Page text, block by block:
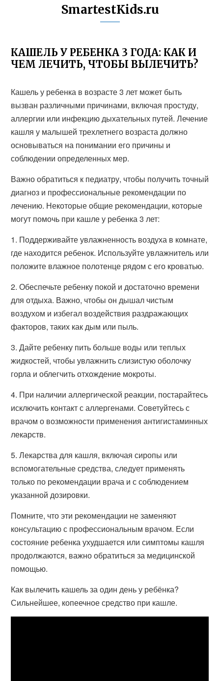
SmartestKids.ru
КАШЕЛЬ У РЕБЕНКА 3 ГОДА: КАК И
ЧЕМ ЛЕЧИТЬ, ЧТОБЫ ВЫЛЕЧИТЬ?
Кашель у ребенка в возрасте 3 лет может быть
вызван различными причинами, включая простуду,
аллергии или инфекцию дыхательных путей. Лечение
кашля у малышей трехлетнего возраста должно
основываться на понимании его причины и
соблюдении определенных мер.
Важно обратиться к педиатру, чтобы получить точный
диагноз и профессиональные рекомендации по
лечению. Некоторые общие рекомендации, которые
могут помочь при кашле у ребенка 3 лет:
1. Поддерживайте увлажненность воздуха в комнате,
где находится ребенок. Используйте увлажнитель или
положите влажное полотенце рядом с его кроватью.
2. Обеспечьте ребенку покой и достаточно времени
для отдыха. Важно, чтобы он дышал чистым
воздухом и избегал воздействия раздражающих
факторов, таких как дым или пыль.
3. Дайте ребенку пить больше воды или теплых
жидкостей, чтобы увлажнить слизистую оболочку
горла и облегчить отхождение мокроты.
4. При наличии аллергической реакции, постарайтесь
исключить контакт с аллергенами. Советуйтесь с
врачом о возможности применения антигистаминных
лекарств.
5. Лекарства для кашля, включая сиропы или
вспомогательные средства, следует применять
только по рекомендации врача и с соблюдением
указанной дозировки.
Помните, что эти рекомендации не заменяют
консультацию с профессиональным врачом. Если
состояние ребенка ухудшается или симптомы кашля
продолжаются, важно обратиться за медицинской
помощью.
Как вылечить кашель за один день у ребёнка?
Сильнейшее, копеечное средство при кашле.